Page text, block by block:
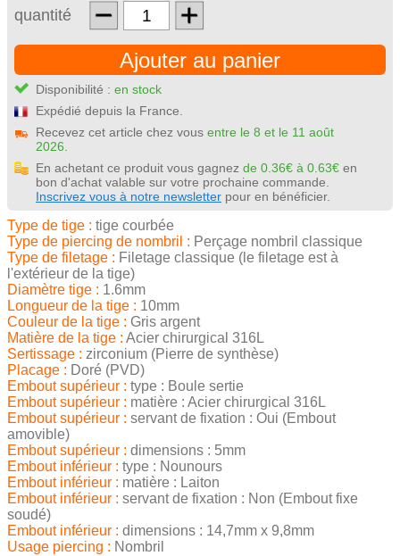
quantité
Ajouter au panier
Disponibilité : en stock
Expédié depuis la France.
Recevez cet article chez vous entre le 8 et le 11 août
2026.
En achetant ce produit vous gagnez de 0.36€ à 0.63€ en
bon d'achat valable sur votre prochaine commande.
Inscrivez vous à notre newsletter pour en bénéficier.
Type de tige : tige courbée
Type de piercing de nombril : Perçage nombril classique
Type de filetage : Filetage classique (le filetage est à
l'extérieur de la tige)
Diamètre tige : 1.6mm
Longueur de la tige : 10mm
Couleur de la tige : Gris argent
Matière de la tige : Acier chirurgical 316L
Sertissage : zirconium (Pierre de synthèse)
Placage : Doré (PVD)
Embout supérieur : type : Boule sertie
Embout supérieur : matière : Acier chirurgical 316L
Embout supérieur : servant de fixation : Oui (Embout
amovible)
Embout supérieur : dimensions : 5mm
Embout inférieur : type : Nounours
Embout inférieur : matière : Laiton
Embout inférieur : servant de fixation : Non (Embout fixe
soudé)
Embout inférieur : dimensions : 14,7mm x 9,8mm
Usage piercing : Nombril